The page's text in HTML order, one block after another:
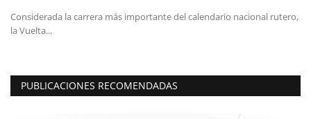
Considerada la carrera más importante del calendario nacional rutero,
la Vuelta...
PUBLICACIONES RECOMENDADAS